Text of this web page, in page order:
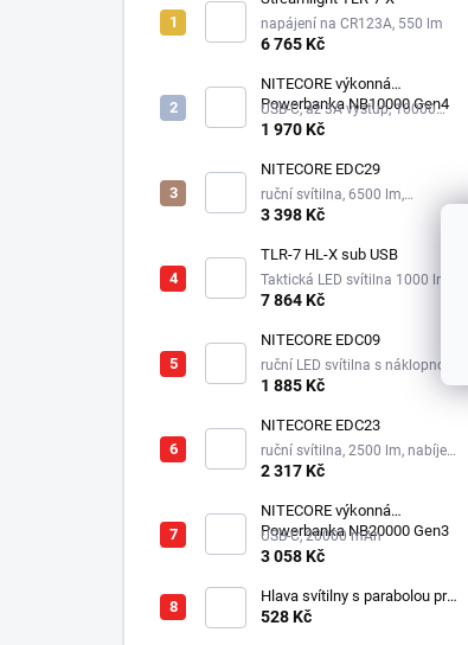
napájení na CR123A, 550 lm
6 765 Kč
NITECORE výkonná
Powerbanka NB10000 Gen4
USB-C, až 3A výstup, 10000
mAh
1 970 Kč
NITECORE EDC29
ruční svítilna, 6500 lm,
integrovaný aku 2500 mAh
3 398 Kč
TLR-7 HL-X sub USB
Taktická LED svítilna 1000 lm,
1xSL-B9 nabíjecí aku.
7 864 Kč
NITECORE EDC09
ruční LED svítilna s náklopnou
hlavou, 3 odstíny bílé,
1 885 Kč
NITECORE EDC23
ruční svítilna, 2500 lm, nabíjecí
USB-C, integrovaný aku 1500
2 317 Kč
NITECORE výkonná
Powerbanka NB20000 Gen3
USB-C, 20000 mAh
3 058 Kč
Hlava svítilny s parabolou pro
Survivor LED XPE
528 Kč